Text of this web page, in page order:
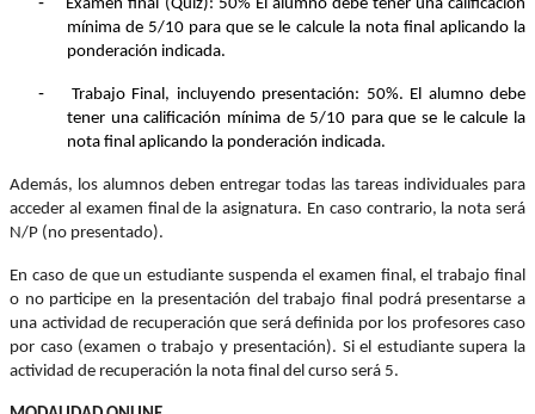
Examen final (Quiz): 50% El alumno debe tener una calificación
mínima de 5/10 para que se le calcule la nota final aplicando la
ponderación indicada.
-
Trabajo Final, incluyendo presentación: 50%. El alumno debe
tener una calificación mínima de 5/10 para que se le calcule la
nota final aplicando la ponderación indicada.
Además, los alumnos deben entregar todas las tareas individuales para
acceder al examen final de la asignatura. En caso contrario, la nota será
N/P (no presentado).
En caso de que un estudiante suspenda el examen final, el trabajo final
o no participe en la presentación del trabajo final podrá presentarse a
una actividad de recuperación que será definida por los profesores caso
por caso (examen o trabajo y presentación). Si el estudiante supera la
actividad de recuperación la nota final del curso será 5.